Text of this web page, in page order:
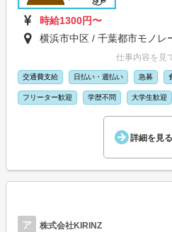
時給1300円〜
横浜市中区 / 千葉都市モノレ
仕事内容を見
交通費支給 日払い・週払い 急募
フリーター歓迎 学歴不問 大学生歓迎
詳細を見る
ア 株式会社KIRINZ